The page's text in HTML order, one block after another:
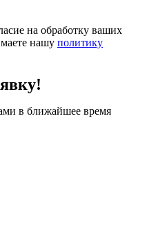
на обработку ваших
нашу политику
в ближайшее время